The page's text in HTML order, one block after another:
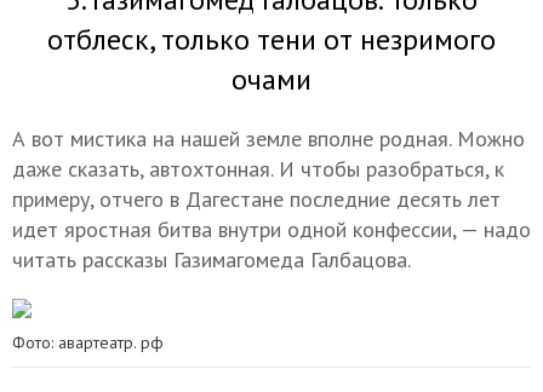
отблеск, только тени от незримого
очами
А вот мистика на нашей земле вполне родная. Можно
даже сказать, автохтонная. И чтобы разобраться, к
примеру, отчего в Дагестане последние десять лет
идет яростная битва внутри одной конфессии, — надо
читать рассказы Газимагомеда Галбацова.
Фото: авартеатр. рф